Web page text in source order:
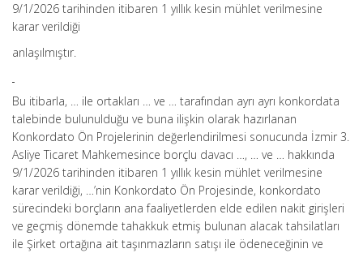
9/1/2026 tarihinden itibaren 1 yıllık kesin mühlet verilmesine
karar verildiği
anlaşılmıştır.
Bu itibarla, … ile ortakları … ve … tarafından ayrı ayrı konkordata
talebinde bulunulduğu ve buna ilişkin olarak hazırlanan
Konkordato Ön Projelerinin değerlendirilmesi sonucunda İzmir 3.
Asliye Ticaret Mahkemesince borçlu davacı …, … ve … hakkında
9/1/2026 tarihinden itibaren 1 yıllık kesin mühlet verilmesine
karar verildiği, …’nin Konkordato Ön Projesinde, konkordato
sürecindeki borçların ana faaliyetlerden elde edilen nakit girişleri
ve geçmiş dönemde tahakkuk etmiş bulunan alacak tahsilatları
ile Şirket ortağına ait taşınmazların satışı ile ödeneceğinin ve